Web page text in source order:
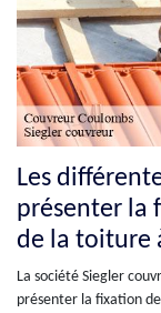
Les
présenter la
de la toiture
La société Siegler
présenter la fixation